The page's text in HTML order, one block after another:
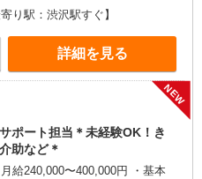
り駅：渋沢駅すぐ】
詳細を見る
NEW
ポート担当＊未経験OK！き
助など＊
月給240,000〜400,000円 ・基本